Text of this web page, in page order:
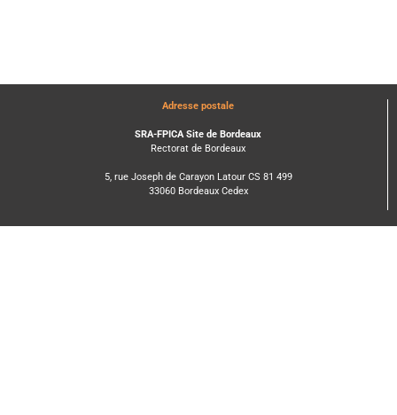
Adresse postale
SRA-FPICA Site de Bordeaux
Rectorat de Bordeaux
5, rue Joseph de Carayon Latour CS 81 499
33060 Bordeaux Cedex